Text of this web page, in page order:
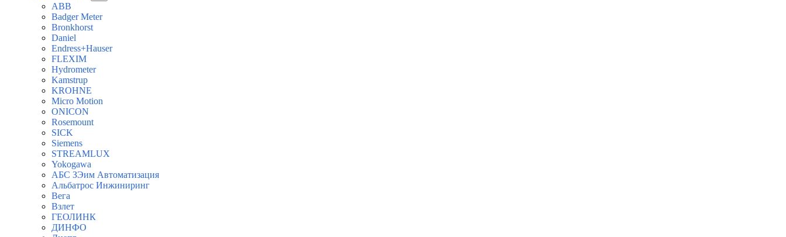
ABB
Badger Meter
Bronkhorst
Daniel
Endress+Hauser
FLEXIM
Hydrometer
Kamstrup
KROHNE
Micro Motion
ONICON
Rosemount
SICK
Siemens
STREAMLUX
Yokogawa
АБС ЗЭим Автоматизация
Альбатрос Инжиниринг
Вега
Взлет
ГЕОЛИНК
ДИНФО